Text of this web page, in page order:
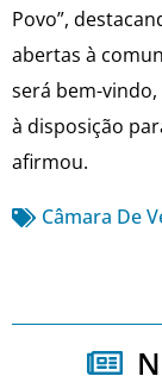
Povo”,
abertas à
será bem-
à disposição
afirmou.
Câmara De